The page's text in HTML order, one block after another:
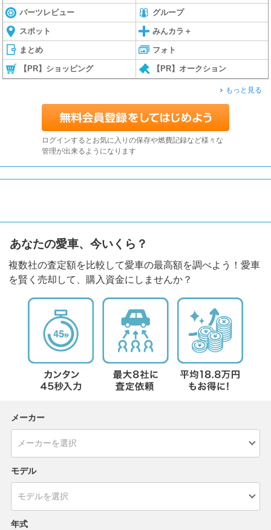
パーツレビュー グループ
スポット みんカラ＋
まとめ フォト
【PR】ショッピング 【PR】オークション
もっと見る
ログインするとお気に入りの保存や燃費記録など様々な
管理が出来るようになります
あなたの愛車、今いくら？
複数社の査定額を比較して愛車の最高額を調べよう！愛車
を賢く売却して、購入資金にしませんか？
メーカー
モデル
年式